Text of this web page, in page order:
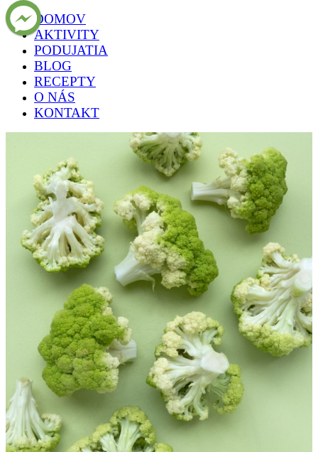
DOMOV
AKTIVITY
PODUJATIA
BLOG
RECEPTY
O NÁS
KONTAKT